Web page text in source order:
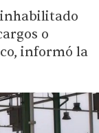
o
informó la